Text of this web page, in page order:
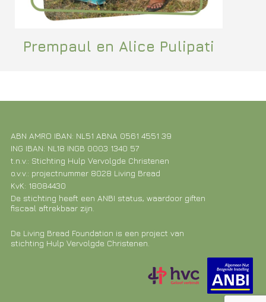
Prempaul en Alice Pulipati
ABN AMRO IBAN: NL51 ABNA 0561 4551 39
ING IBAN: NL18 INGB 0003 1340 57
t.n.v.: Stichting Hulp Vervolgde Christenen
o.v.v.: projectnummer 8028 Living Bread
KvK: 18084430
De stichting heeft een ANBI status, waardoor giften
fiscaal aftrekbaar zijn.
De Living Bread Foundation is een project van
stichting Hulp Vervolgde Christenen.